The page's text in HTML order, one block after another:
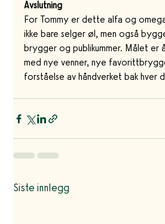
Avslutning
For Tommy er dette alfa og
ikke bare selger øl, men også
brygger og publikummer. Målet er
med nye venner, nye
forståelse av håndverket bak hver
Siste innlegg